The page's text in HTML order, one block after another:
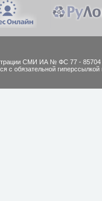
СМИ ИА № ФС 77 - 85704
с обязательной гиперссылкой